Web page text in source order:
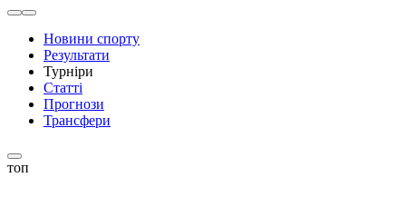
Новини спорту
Результати
Турніри
Статті
Прогнози
Трансфери
топ